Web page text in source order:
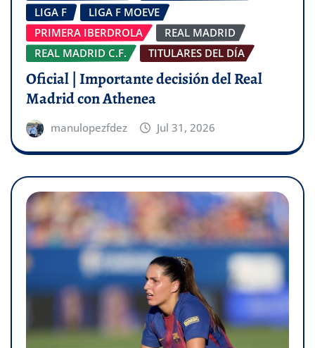
LIGA F
LIGA F MOEVE
PRIMERA IBERDROLA
REAL MADRID
REAL MADRID C.F.
TITULARES DEL DÍA
Oficial | Importante decisión del Real
Madrid con Athenea
manulopezfdez Jul 31, 2026